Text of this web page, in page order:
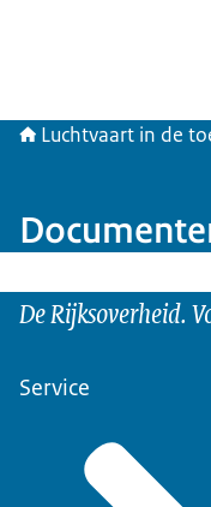
Luchtvaart in de
De Rijksoverheid.
Service